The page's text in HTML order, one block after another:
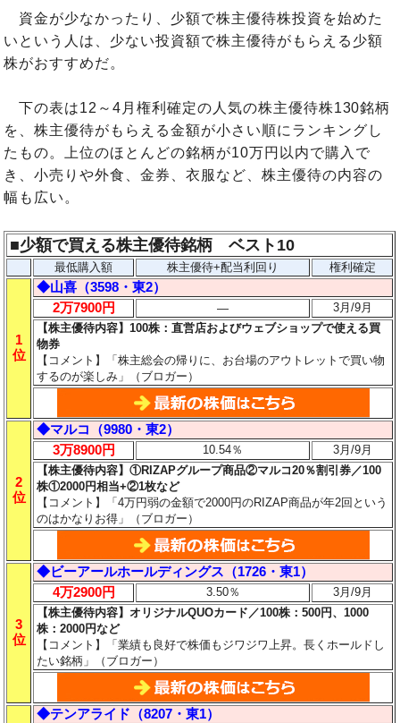
資金が少なかったり、少額で株主優待株投資を始めた
いという人は、少ない投資額で株主優待がもらえる少額
株がおすすめだ。
下の表は12～4月権利確定の人気の株主優待株130銘柄
を、株主優待がもらえる金額が小さい順にランキングし
たもの。上位のほとんどの銘柄が10万円以内で購入で
き、小売りや外食、金券、衣服など、株主優待の内容の
幅も広い。
■少額で買える株主優待銘柄 ベスト10
最低購入額 株主優待+配当利回り 権利確定
1
位
◆山喜（3598・東2）
2万7900円
―
3月/9月
【株主優待内容】100株：直営店およびウェブショップで使える買
物券
【コメント】「株主総会の帰りに、お台場のアウトレットで買い物
するのが楽しみ」（ブロガー）
2
位
◆マルコ（9980・東2）
3万8900円
10.54％
3月/9月
【株主優待内容】①RIZAPグループ商品②マルコ20％割引券／100
株①2000円相当+②1枚など
【コメント】「4万円弱の金額で2000円のRIZAP商品が年2回という
のはかなりお得」（ブロガー）
3
位
◆ビーアールホールディングス（1726・東1）
4万2900円
3.50％
3月/9月
【株主優待内容】オリジナルQUOカード／100株：500円、1000
株：2000円など
【コメント】「業績も良好で株価もジワジワ上昇。長くホールドし
たい銘柄」（ブロガー）
◆テンアライド（8207・東1）